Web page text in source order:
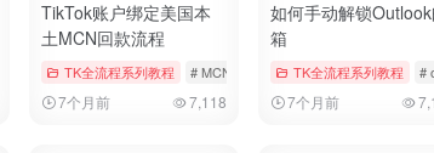
# 中视频 # 实名
TikTok账户绑定美国本
土MCN回款流程
TK全流程系列教程 # MCN # tiktok # 回款
7个月前 7,118
如何手动解锁
箱
TK全流程系列教程 #
7个月前